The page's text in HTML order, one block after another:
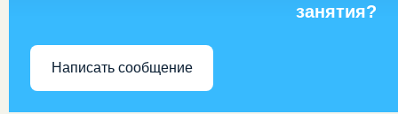
занятия?
Написать сообщение